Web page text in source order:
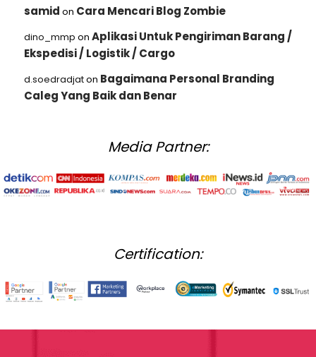
samid on Cara Mencari Blog Zombie
dino_mmp on Aplikasi Untuk Pengiriman Barang /
Ekspedisi / Logistik / Cargo
d.soedradjaton Bagaimana Personal Branding
Caleg Yang Baik dan Benar
Media Partner:
Certification: